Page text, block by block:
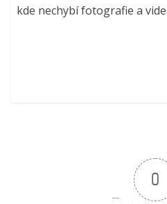
kde nechybí fotografie a
0